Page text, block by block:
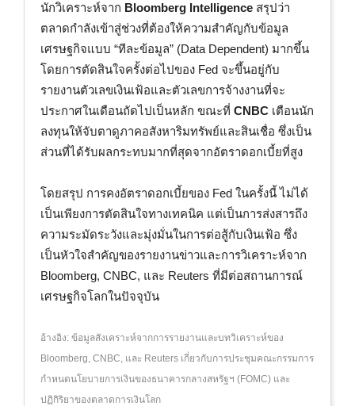
นักวิเคราะห์จาก Bloomberg Intelligence สรุปว่า
ตลาดกำลังเข้าสู่ช่วงที่ต้องให้ความสำคัญกับข้อมูล
เศรษฐกิจแบบ “ทีละข้อมูล” (Data Dependent) มากขึ้น
โดยการตัดสินใจครั้งต่อไปของ Fed จะขึ้นอยู่กับ
รายงานตัวเลขเงินเฟ้อและตัวเลขการจ้างงานที่จะ
ประกาศในเดือนถัดไปเป็นหลัก ขณะที่ CNBC เตือนนัก
ลงทุนให้จับตาดูภาคอสังหาริมทรัพย์และสินเชื่อ ซึ่งเป็น
ส่วนที่ได้รับผลกระทบมากที่สุดจากอัตราดอกเบี้ยที่สูง
โดยสรุป การคงอัตราดอกเบี้ยของ Fed ในครั้งนี้ ไม่ได้
เป็นเพียงการตัดสินใจทางเทคนิค แต่เป็นการส่งสารถึง
ความระมัดระวังและมุ่งมั่นในการต่อสู้กับเงินเฟ้อ ซึ่ง
เป็นหัวใจสำคัญของรายงานข่าวและการวิเคราะห์จาก
Bloomberg, CNBC, และ Reuters ที่มีต่อสถานการณ์
เศรษฐกิจโลกในปัจจุบัน
อ้างอิง: ข้อมูลสังเคราะห์จากการรายงานและบทวิเคราะห์ของ
Bloomberg, CNBC, และ Reuters เกี่ยวกับการประชุมคณะกรรมการ
กำหนดนโยบายการเงินของธนาคารกลางสหรัฐฯ (FOMC) และ
ปฏิกิริยาของตลาดการเงินโลก